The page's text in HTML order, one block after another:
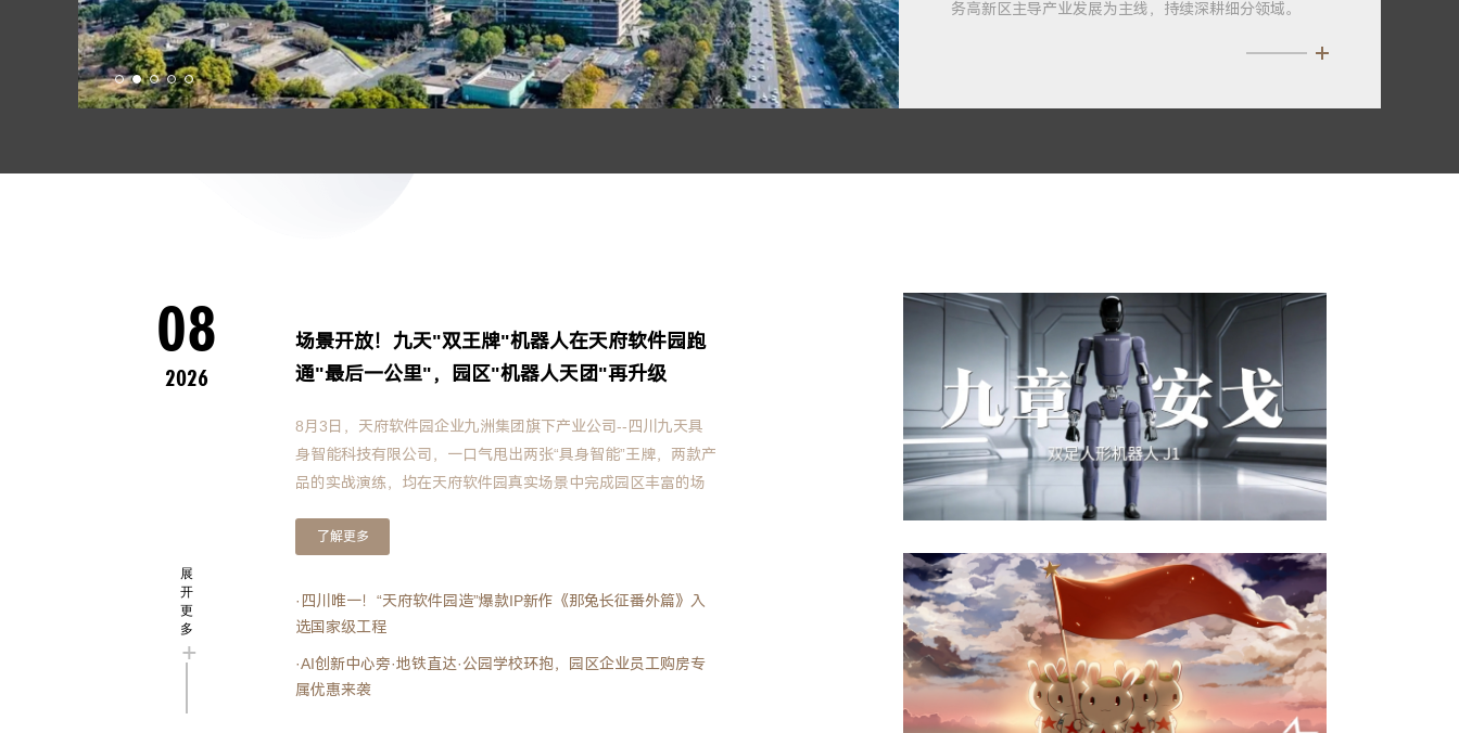
务高新区主导产业发展为主线，持续深耕细分领域。
08
2026
展
开
更
多
+
场景开放！九天"双王牌"机器人在天府软件园跑
通"最后一公里"，园区"机器人天团"再升级
8月3日，天府软件园企业九洲集团旗下产业公司--四川九天具
身智能科技有限公司，一口气甩出两张“具身智能”王牌，两款产
品的实战演练，均在天府软件园真实场景中完成园区丰富的场
了解更多
·四川唯一！“天府软件园造”爆款IP新作《那兔长征番外篇》入
选国家级工程
·AI创新中心旁·地铁直达·公园学校环抱，园区企业员工购房专
属优惠来袭